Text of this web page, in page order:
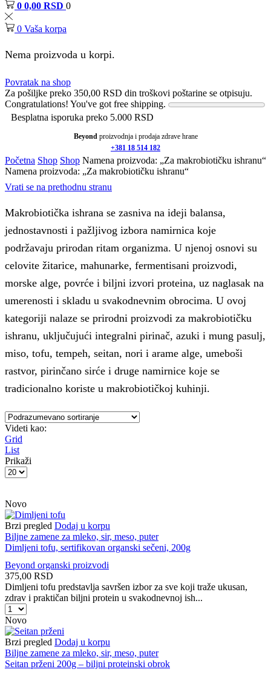
0 0,00 RSD 0
0 Vaša korpa
Nema proizvoda u korpi.
Povratak na shop
Za pošiljke preko 350,00 RSD din troškovi poštarine se otpisuju.
Congratulations! You've got free shipping.
Besplatna isporuka preko 5.000 RSD
Beyond proizvodnja i prodaja zdrave hrane
+381 18 514 182
Početna Shop Shop Namena proizvoda: „Za makrobiotičku ishranu“
Namena proizvoda: „Za makrobiotičku ishranu“
Vrati se na prethodnu stranu
Makrobiotička ishrana se zasniva na ideji balansa,
jednostavnosti i pažljivog izbora namirnica koje
podržavaju prirodan ritam organizma. U njenoj osnovi su
celovite žitarice, mahunarke, fermentisani proizvodi,
morske alge, povrće i biljni izvori proteina, uz naglasak na
umerenosti i skladu u svakodnevnim obrocima. U ovoj
kategoriji nalaze se prirodni proizvodi za makrobiotičku
ishranu, uključujući integralni pirinač, azuki i mung pasulj,
miso, tofu, tempeh, seitan, nori i arame alge, umeboši
rastvor, pirinčano sirće i druge namirnice koje se
tradicionalno koriste u makrobiotičkoj kuhinji.
Videti kao:
Grid
List
Prikaži
Products
Novo
Brzi pregled Dodaj u korpu
Biljne zamene za mleko, sir, meso, puter
Dimljeni tofu, sertifikovan organski sečeni, 200g
Beyond organski proizvodi
375,00 RSD
Dimljeni tofu predstavlja savršen izbor za sve koji traže ukusan,
zdrav i praktičan biljni protein u svakodnevnoj ish...
Dimljeni
tofu,
sertifikovan
organski
sečeni,
200g
Novo
Brzi pregled Dodaj u korpu
Biljne zamene za mleko, sir, meso, puter
Seitan prženi 200g – biljni proteinski obrok